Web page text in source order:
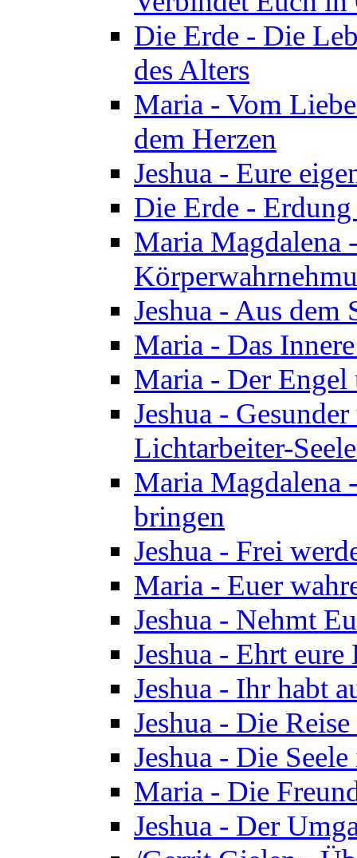
Die Erde - Die
des Alters
Maria - Vom
dem Herzen
Jeshua - Eure
Die Erde -
Maria Magdalena
Jeshua - Aus dem
Maria - Das
Maria - Der Engel
Jeshua -
Lichtarbeiter-
Maria Magdalena
bringen
Jeshua - Frei
Maria - Euer
Jeshua - Nehmt
Jeshua - Ehrt
Jeshua - Ihr habt
Jeshua - Die
Jeshua - Die
Maria - Die
Jeshua - Der